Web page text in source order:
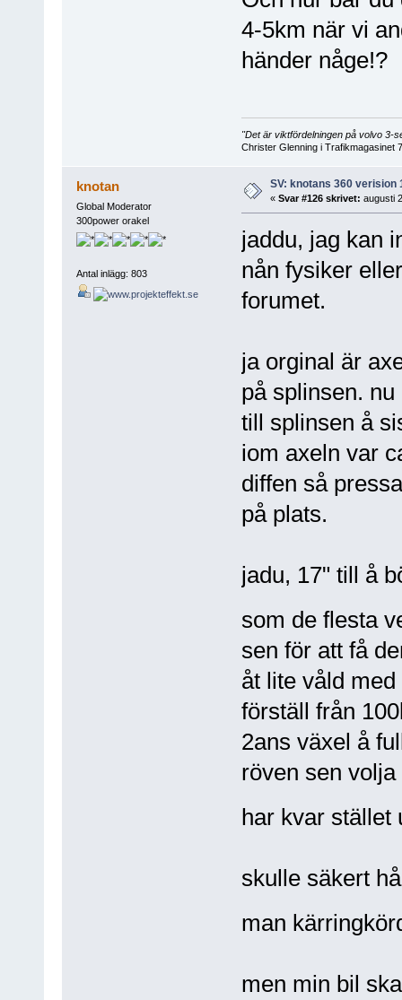
4-5km när vi
händer någe!?
"Det är viktfördelningen på volvo 3-
Christer Glenning i Trafikmagasinet
knotan
Global Moderator
300power orakel
Antal inlägg: 803
SV: knotans 360 verision
« Svar #126 skrivet: augusti
jaddu, jag kan
nån fysiker
forumet.
ja orginal är
på splinsen.
till splinsen å
iom axeln var
diffen så
på plats.
jadu, 17" till å
som de flesta
sen för att få
åt lite våld
förställ från
2ans växel å
röven sen
har kvar
skulle säkert
man
men min bil